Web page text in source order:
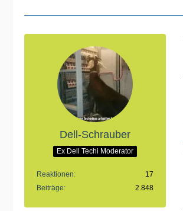
Dell-Schrauber
Ex Dell Techi Moderator
Reaktionen
17
Beiträge
2.848